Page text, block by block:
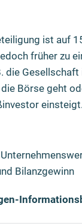
ist auf
früher zu
die
Börse geht
einsteigt.
Bilanzgewinn